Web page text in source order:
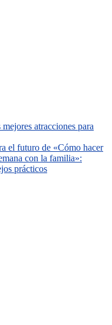
atracciones para
el futuro de «Cómo hacer
con la familia»:
prácticos